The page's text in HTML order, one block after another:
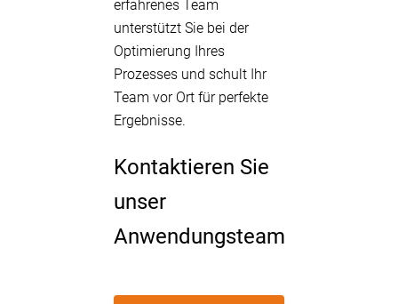
erfahrenes Team
unterstützt Sie bei der
Optimierung Ihres
Prozesses und schult Ihr
Team vor Ort für perfekte
Ergebnisse.
Kontaktieren Sie
unser
Anwendungsteam